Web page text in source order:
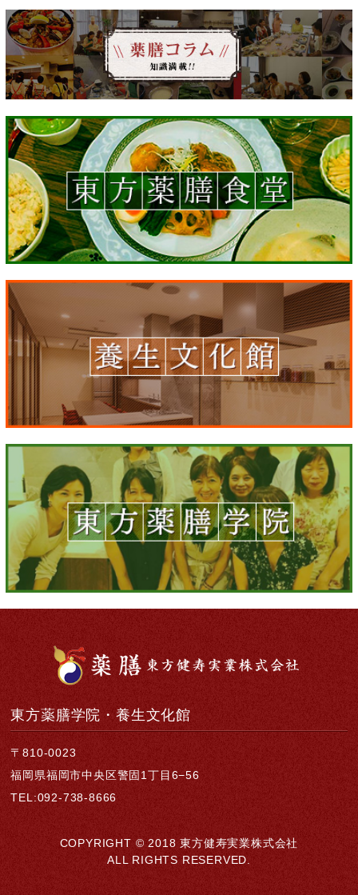
東方薬膳学院・養生文化館
〒810-0023
福岡県福岡市中央区警固1丁目6−56
TEL:092-738-8666
COPYRIGHT © 2018 東方健寿実業株式会社
ALL RIGHTS RESERVED.